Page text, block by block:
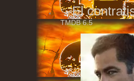
El
TMDB6.5